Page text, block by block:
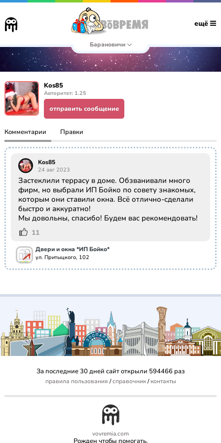
ещё
Барановичи
Kos85
Авторитет: 1.25
отправить сообщение
Комментарии Правки
Kos85
24 авг 2023
Застеклили террасу в доме. Обзванивали много
фирм, но выбрали ИП Бойко по совету знакомых,
которым они ставили окна. Всё отлично-сделали
быстро и аккуратно!
Мы довольны, спасибо! Будем вас рекомендовать!
11
Двери и окна *ИП Бойко*
ул. Притыцкого, 102
За последние 30 дней сайт открыли 594466 раз
правила пользования /справочник/контакты
vovremia.com
Рожден чтобы помогать.